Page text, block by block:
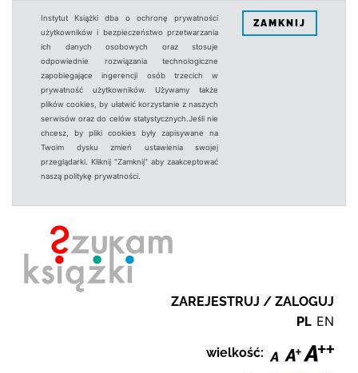
Instytut Książki dba o ochronę prywatności
użytkowników i bezpieczeństwo przetwarzania
ich danych osobowych oraz stosuje
odpowiednie rozwiązania technologiczne
zapobiegające ingerencji osób trzecich w
prywatność użytkowników. Używamy także
plików cookies, by ułatwić korzystanie z naszych
serwisów oraz do celów statystycznych.Jeśli nie
chcesz, by pliki cookies były zapisywane na
Twoim dysku zmień ustawienia swojej
przeglądarki. Kliknij "Zamknij" aby zaakceptować
naszą politykę prywatności.
ZAMKNIJ
ZAREJESTRUJ / ZALOGUJ
PL EN
wielkość: